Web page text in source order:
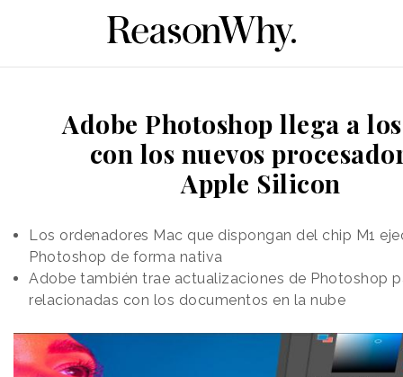
Adobe Photoshop llega a
con los nuevos
Apple Silicon
Los ordenadores Mac que dispongan del chip M1
Photoshop de forma nativa
Adobe también trae actualizaciones de Photoshop
relacionadas con los documentos en la nube